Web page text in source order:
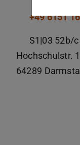
+49 6151
S1|03 52b/c
Hochschulstr. 1
64289